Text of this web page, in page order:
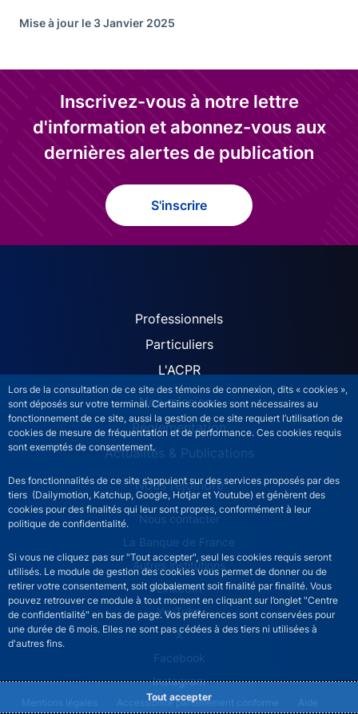
Lors de la consultation de ce site des témoins de connexion, dits « cookies »,
sont déposés sur votre terminal. Certains cookies sont nécessaires au
fonctionnement de ce site, aussi la gestion de ce site requiert l’utilisation de
cookies de mesure de fréquentation et de performance. Ces cookies requis
sont exemptés de consentement.
Des fonctionnalités de ce site s’appuient sur des services proposés par des
tiers (Dailymotion, Katchup, Google, Hotjar et Youtube) et génèrent des
cookies pour des finalités qui leur sont propres, conformément à leur
politique de confidentialité.
Si vous ne cliquez pas sur "Tout accepter", seul les cookies requis seront
utilisés. Le module de gestion des cookies vous permet de donner ou de
retirer votre consentement, soit globalement soit finalité par finalité. Vous
pouvez retrouver ce module à tout moment en cliquant sur l’onglet "Centre
de confidentialité" en bas de page. Vos préférences sont conservées pour
une durée de 6 mois. Elles ne sont pas cédées à des tiers ni utilisées à
d'autres fins.
Tout accepter
Mise à jour le 3 Janvier 2025
Inscrivez-vous à notre lettre
d'information et abonnez-vous aux
dernières alertes de publication
S'inscrire
ACPR site navigation
Professionnels
Particuliers
L'ACPR
Nos missions
Réglementation
Actualités & Publications
Nous rejoindre
ACPR footer secondary menu (French)
Nous contacter
La Banque de France
Autres institutions
LinkedIn
YouTube
X
Facebook
Instagram
ACPR footer legal notice menu
Mentions légales Accessibilité partiellement conforme Aide